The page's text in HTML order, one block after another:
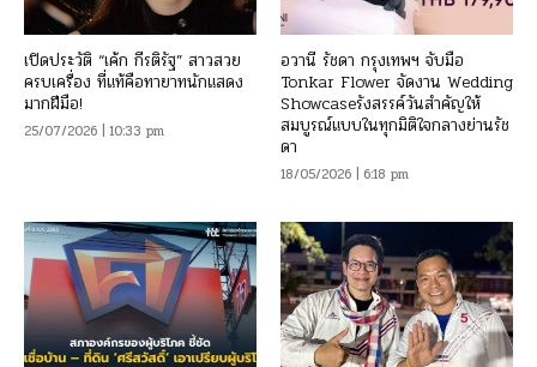
เปิดประวัติ “เค้ก กีรติรัฐ” สาวสวย
ครบเครื่อง ที่แท้คือทายาทนักแสดง
มากฝีมือ!
25/07/2026 | 10:33 pm
อวานี รัชดา กรุงเทพฯ จับมือ
Tonkar Flower จัดงาน Wedding
Showcaseรังสรรค์วันสำคัญให้
สมบูรณ์แบบในทุกมิติใจกลางย่านรัช
ดา
18/05/2026 | 6:18 pm